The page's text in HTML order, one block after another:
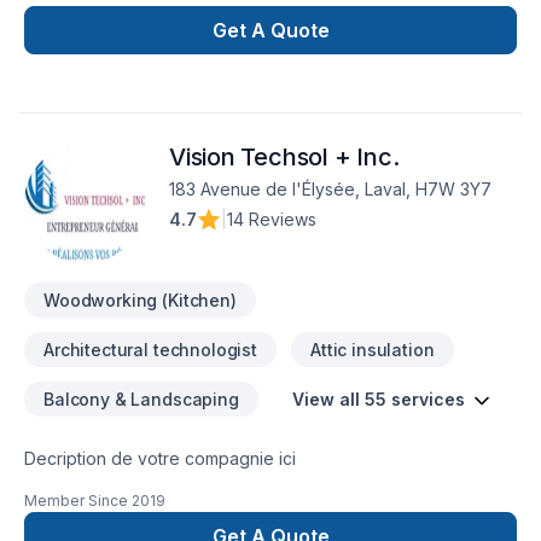
écoute. Service personnalisé !Get A Quote
Vision Techsol + Inc.
183 Avenue de l'Élysée, Laval, H7W 3Y7
4.7
14 Reviews
Woodworking (Kitchen)
Architectural technologist Attic insulation
Balcony & Landscaping View all 55 services
Decription de votre compagnie ici
Member Since 2019
Get A Quote